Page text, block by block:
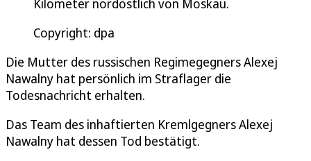
Kilometer nordöstlich von Moskau.
Copyright: dpa
Die Mutter des russischen Regimegegners Alexej
Nawalny hat persönlich im Straflager die
Todesnachricht erhalten.
Das Team des inhaftierten Kremlgegners Alexej
Nawalny hat dessen Tod bestätigt.